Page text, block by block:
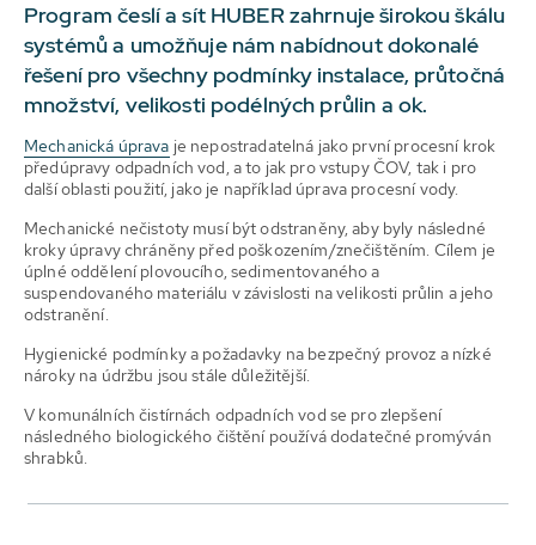
Program česlí a sít HUBER zahrnuje širokou škálu
systémů a umožňuje nám nabídnout dokonalé
řešení pro všechny podmínky instalace, průtočná
množství, velikosti podélných průlin a ok.
Mechanická úprava je nepostradatelná jako první procesní krok
předúpravy odpadních vod, a to jak pro vstupy ČOV, tak i pro
další oblasti použití, jako je například úprava procesní vody.
Mechanické nečistoty musí být odstraněny, aby byly následné
kroky úpravy chráněny před poškozením/znečištěním. Cílem je
úplné oddělení plovoucího, sedimentovaného a
suspendovaného materiálu v závislosti na velikosti průlin a jeho
odstranění.
Hygienické podmínky a požadavky na bezpečný provoz a nízké
nároky na údržbu jsou stále důležitější.
V komunálních čistírnách odpadních vod se pro zlepšení
následného biologického čištění používá dodatečné promýván
shrabků.